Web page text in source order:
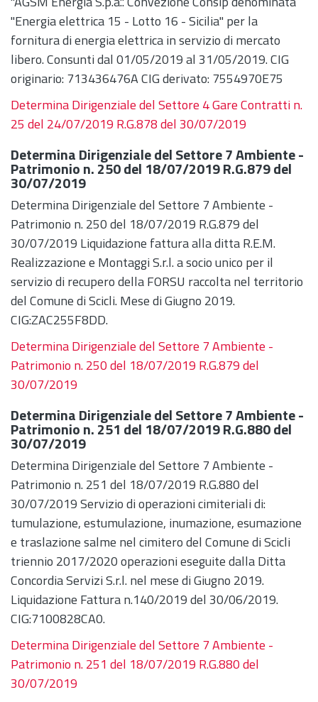
"Energia elettrica 15 - Lotto 16 - Sicilia" per la
fornitura di energia elettrica in servizio di mercato
libero. Consunti dal 01/05/2019 al 31/05/2019. CIG
originario: 713436476A CIG derivato: 7554970E75
Determina Dirigenziale del Settore 4 Gare Contratti n.
25 del 24/07/2019 R.G.878 del 30/07/2019
Determina Dirigenziale del Settore 7 Ambiente -
Patrimonio n. 250 del 18/07/2019 R.G.879 del
30/07/2019
Determina Dirigenziale del Settore 7 Ambiente -
Patrimonio n. 250 del 18/07/2019 R.G.879 del
30/07/2019 Liquidazione fattura alla ditta R.E.M.
Realizzazione e Montaggi S.r.l. a socio unico per il
servizio di recupero della FORSU raccolta nel territorio
del Comune di Scicli. Mese di Giugno 2019.
CIG:ZAC255F8DD.
Determina Dirigenziale del Settore 7 Ambiente -
Patrimonio n. 250 del 18/07/2019 R.G.879 del
30/07/2019
Determina Dirigenziale del Settore 7 Ambiente -
Patrimonio n. 251 del 18/07/2019 R.G.880 del
30/07/2019
Determina Dirigenziale del Settore 7 Ambiente -
Patrimonio n. 251 del 18/07/2019 R.G.880 del
30/07/2019 Servizio di operazioni cimiteriali di:
tumulazione, estumulazione, inumazione, esumazione
e traslazione salme nel cimitero del Comune di Scicli
triennio 2017/2020 operazioni eseguite dalla Ditta
Concordia Servizi S.r.l. nel mese di Giugno 2019.
Liquidazione Fattura n.140/2019 del 30/06/2019.
CIG:7100828CA0.
Determina Dirigenziale del Settore 7 Ambiente -
Patrimonio n. 251 del 18/07/2019 R.G.880 del
30/07/2019